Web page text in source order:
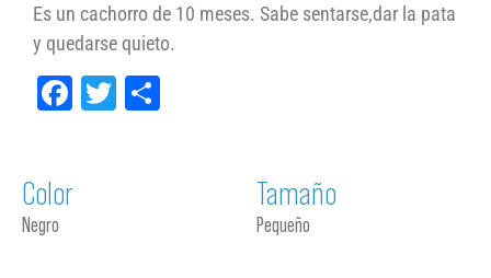
Es un cachorro de 10 meses. Sabe sentarse,dar la pata
y quedarse quieto.
Facebook
Twitter
Color
Negro
Tamaño
Pequeño